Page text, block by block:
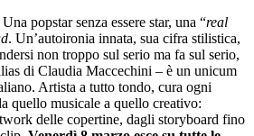
Una popstar senza essere star, una “real
. Un’autoironia innata, sua cifra stilistica,
non troppo sul serio ma fa sul serio,
di Claudia Maccechini – è un unicum
Artista a tutto tondo, cura ogni
quello musicale a quello creativo:
delle copertine, dagli storyboard fino